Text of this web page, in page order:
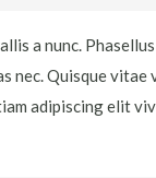
a nunc.
nec. Quisque
adipiscing elit